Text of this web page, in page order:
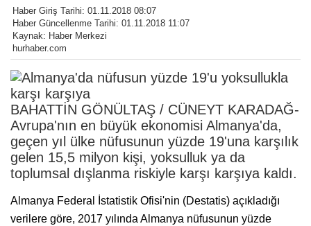
Haber Giriş Tarihi: 01.11.2018 08:07
Haber Güncellenme Tarihi: 01.11.2018 11:07
Kaynak: Haber Merkezi
hurhaber.com
BAHATTİN GÖNÜLTAŞ / CÜNEYT KARADAĞ-
Avrupa'nın en büyük ekonomisi Almanya'da,
geçen yıl ülke nüfusunun yüzde 19'una karşılık
gelen 15,5 milyon kişi, yoksulluk ya da
toplumsal dışlanma riskiyle karşı karşıya kaldı.
Almanya Federal İstatistik Ofisi'nin (Destatis) açıkladığı
verilere göre, 2017 yılında Almanya nüfusunun yüzde